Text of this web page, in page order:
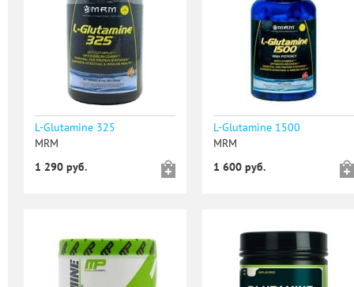
L-Glutamine 325
MRM
1 290 руб.
L-Glutamine 1500
MRM
1 600 руб.